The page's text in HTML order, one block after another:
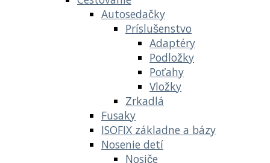
Autosedačky
Príslušenstvo
Adaptéry
Podložky
Poťahy
Vložky
Zrkadlá
Fusaky
ISOFIX základne a bázy
Nosenie detí
Nosiče